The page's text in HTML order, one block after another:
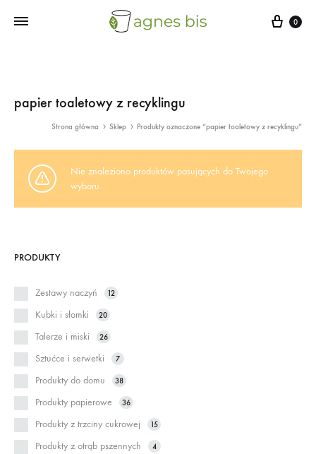
Cart
0
papier toaletowy z recyklingu
Strona główna Sklep Produkty oznaczone “papier toaletowy z recyklingu”
Nie znaleziono produktów pasujących do Twojego
wyboru.
PRODUKTY
Zestawy naczyń 12
Kubki i słomki 20
Talerze i miski 26
Sztućce i serwetki 7
Produkty do domu 38
Produkty papierowe 36
Produkty z trzciny cukrowej 15
Produkty z otrąb pszennych 4